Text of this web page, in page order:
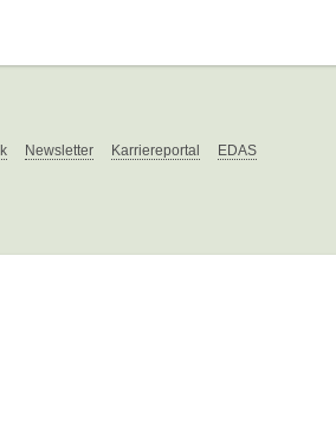
Newsletter Karriereportal EDAS